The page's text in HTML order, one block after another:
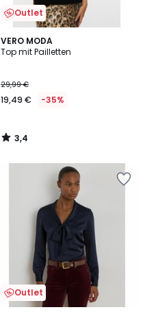
Outlet
VERO MODA
Top mit Pailletten
29,99 €
19,49 € -35%
3,4
/ 5
3,4
/
Outlet